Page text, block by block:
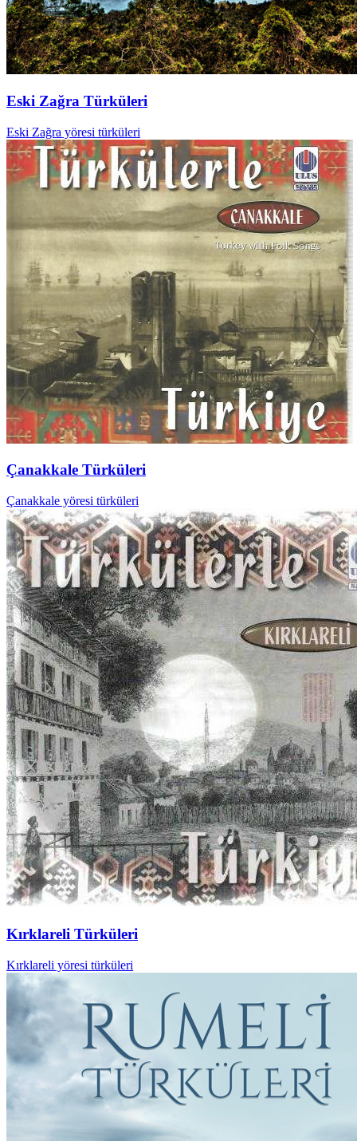
Eski Zağra Türküleri
Eski Zağra yöresi türküleri
Çanakkale Türküleri
Çanakkale yöresi türküleri
Kırklareli Türküleri
Kırklareli yöresi türküleri